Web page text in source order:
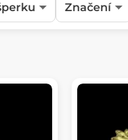
Značení